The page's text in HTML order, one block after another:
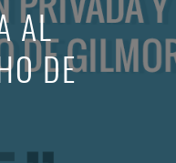
AL
DE